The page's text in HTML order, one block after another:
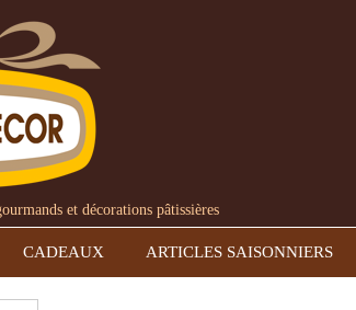
et décorations pâtissières
CADEAUX ARTICLES SAISONNIERS